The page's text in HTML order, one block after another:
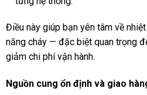
Điều này giúp bạn yên tâm về
năng cháy — đặc biệt quan trọng
giảm chi phí vận hành.
Nguồn cung ổn định và giao